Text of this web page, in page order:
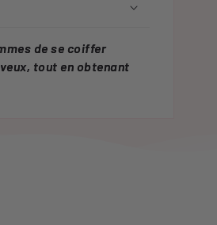
de se coiffer
tout en obtenant